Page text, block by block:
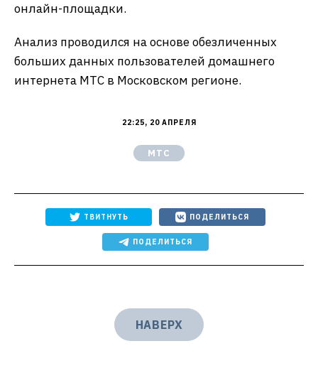
онлайн-площадки.
Анализ проводился на основе обезличенных
больших данных пользователей домашнего
интернета МТС в Московском регионе.
22:25, 20 АПРЕЛЯ
МТС
ТВИТНУТЬ ПОДЕЛИТЬСЯ
ПОДЕЛИТЬСЯ
НАВЕРХ